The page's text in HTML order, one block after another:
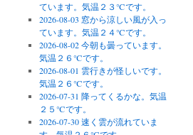
ています。気温２３℃です。
2026-08-03 窓から涼しい風が入っ
ています。気温２４℃です。
2026-08-02 今朝も曇っています。
気温２６℃です。
2026-08-01 雲行きが怪しいです。
気温２６℃です。
2026-07-31 降ってくるかな。気温
２５℃です。
2026-07-30 速く雲が流れていま